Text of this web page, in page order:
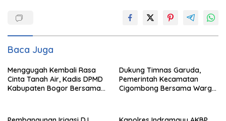
Baca Juga
Menggugah Kembali Rasa
Cinta Tanah Air, Kadis DPMD
Kabupaten Bogor Bersama
Masyarakat Dan Pengguna
Dukung Timnas Garuda,
Pemerintah Kecamatan
Cigombong Bersama Warga